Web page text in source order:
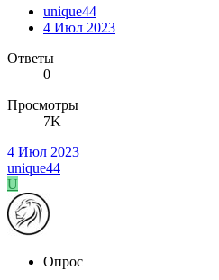
unique44
4 Июл 2023
Ответы
0
Просмотры
7K
4 Июл 2023
unique44
U
Опрос